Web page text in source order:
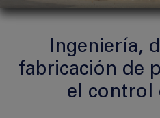
Ingeniería,
fabricación de
el control